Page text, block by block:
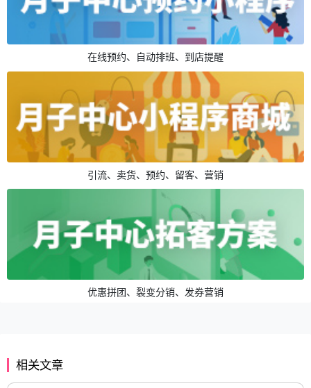
在线预约、自动排班、到店提醒
引流、卖货、预约、留客、营销
优惠拼团、裂变分销、发券营销
相关文章